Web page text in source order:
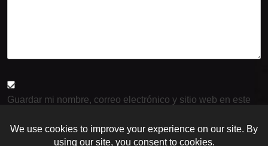
Guardar mi nombre, correo electrónico y sitio web en este